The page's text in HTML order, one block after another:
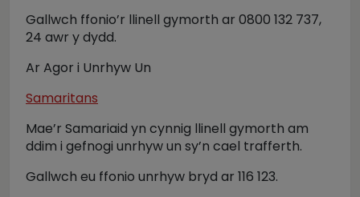
Gallwch ffonio’r llinell gymorth ar 0800 132 737,
24 awr y dydd.
Ar Agor i Unrhyw Un
Samaritans
Mae’r Samariaid yn cynnig llinell gymorth am
ddim i gefnogi unrhyw un sy’n cael trafferth.
Gallwch eu ffonio unrhyw bryd ar 116 123.